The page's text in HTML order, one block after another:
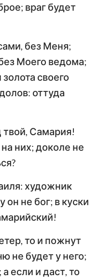
Осия враг будет
без Меня;
Моего ведома;
своего
оттуда
твой, Самария!
них; доколе не
художник
он не бог; в куски
то и пожнут
не будет у него;
если и даст, то